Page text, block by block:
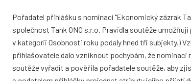
Pořadatel přihlášku s nominací "Ekonomický zázrak
společnost Tank ONO s.r.o. Pravidla soutěže
v kategorii Osobnosti roku podaly hned tři subjekty.)
přihlašovatele dalo vzniknout pochybám, že
soutěže vyřadit a pověřila pořadatele soutěže, aby